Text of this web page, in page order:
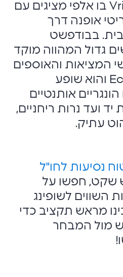
הפשפשים Vrijmarkt בו אלפי מציגים עם
אופנה דרך
בבודפשט
גדול המהווה מוקד
המציאות והאוספים
למיניהם ושמו Ecseri והוא שופע
אותנטיים
ועד נרות ריחניים,
עתיק.
נסיעות לחו"ל
שקט, חפשו על
לשופינג
מראש תקציב כדי
מול המבחר